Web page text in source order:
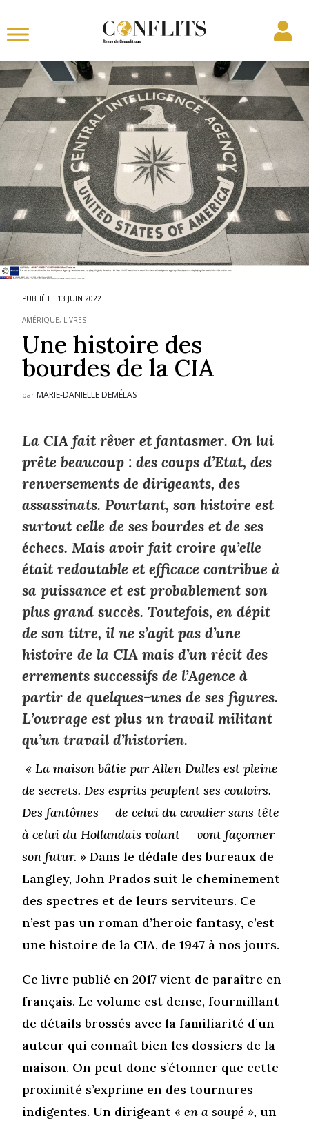
13 JUIN 2022
AMÉRIQUE, LIVRES
Une histoire des
bourdes de la CIA
par MARIE-DANIELLE DEMÉLAS
La CIA fait rêver et fantasmer. On lui
prête beaucoup : des coups d’Etat, des
renversements de dirigeants, des
assassinats. Pourtant, son histoire est
surtout celle de ses bourdes et de ses
échecs. Mais avoir fait croire qu’elle
était redoutable et efficace contribue à
sa puissance et est probablement son
plus grand succès. Toutefois, en dépit
de son titre, il ne s’agit pas d’une
histoire de la CIA mais d’un récit des
errements successifs de l’Agence à
partir de quelques-unes de ses figures.
L’ouvrage est plus un travail militant
qu’un travail d’historien.
« La maison bâtie par Allen Dulles est pleine
de secrets. Des esprits peuplent ses couloirs.
Des fantômes — de celui du cavalier sans tête
à celui du Hollandais volant — vont façonner
son futur. » Dans le dédale des bureaux de
Langley, John Prados suit le cheminement
des spectres et de leurs serviteurs. Ce
n’est pas un roman d’heroic fantasy, c’est
une histoire de la CIA, de 1947 à nos jours.
Ce livre publié en 2017 vient de paraître en
français. Le volume est dense, fourmillant
de détails brossés avec la familiarité d’un
auteur qui connaît bien les dossiers de la
maison. On peut donc s’étonner que cette
proximité s’exprime en des tournures
indigentes. Un dirigeant« en a soupé », un